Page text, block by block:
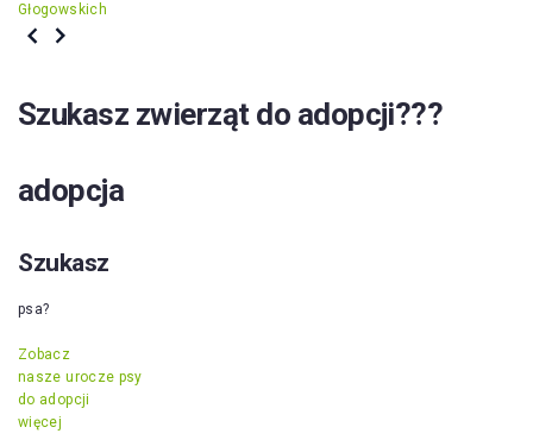
Głogowskich
Szukasz zwierząt do adopcji???
adopcja
Szukasz
psa?
Zobacz
nasze urocze psy
do adopcji
więcej